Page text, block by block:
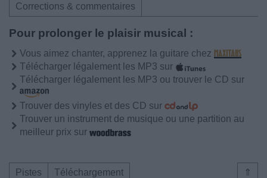
Corrections & commentaires
Pour prolonger le plaisir musical :
Vous aimez chanter, apprenez la guitare chez
Télécharger légalement les MP3 sur
Télécharger légalement les MP3 ou trouver le CD sur
Trouver des vinyles et des CD sur
Trouver un instrument de musique ou une partition au
meilleur prix sur
⇑
Pistes
Téléchargement